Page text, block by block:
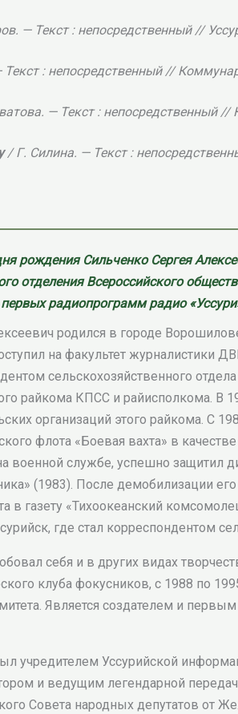
— Текст : непосредственный //
: непосредственный //
— Текст : непосредственный //
/ Г. Силина. — Текст :
рождения Сильченко Сергея
отделения Всероссийского
первых радиопрограмм радио
родился в городе
на факультет журналистики
сельскохозяйственного
райкома КПСС и райисполкома. В
организаций этого райкома. С
флота «Боевая вахта» в
военной службе, успешно защитил
(1983). После демобилизации
газету «Тихоокеанский
где стал корреспондентом
себя и в других видах
клуба фокусников, с 1988 по
Является создателем и
учредителем Уссурийской
и ведущим легендарной
Совета народных депутатов от